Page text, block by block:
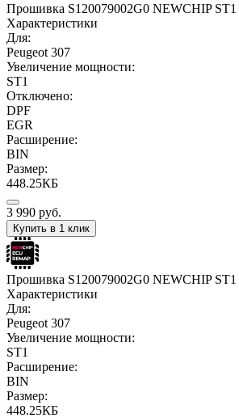
Прошивка S120079002G0 NEWCHIP
Характеристики
Для:
Peugeot 307
Увеличение мощности:
ST1
Отключено:
DPF
EGR
Расширение:
BIN
Размер:
448.25КБ
3 990 руб.
Купить в 1 клик
Прошивка S120079002G0 NEWCHIP ST1
Характеристики
Для:
Peugeot 307
Увеличение мощности:
ST1
Расширение:
BIN
Размер:
448.25КБ